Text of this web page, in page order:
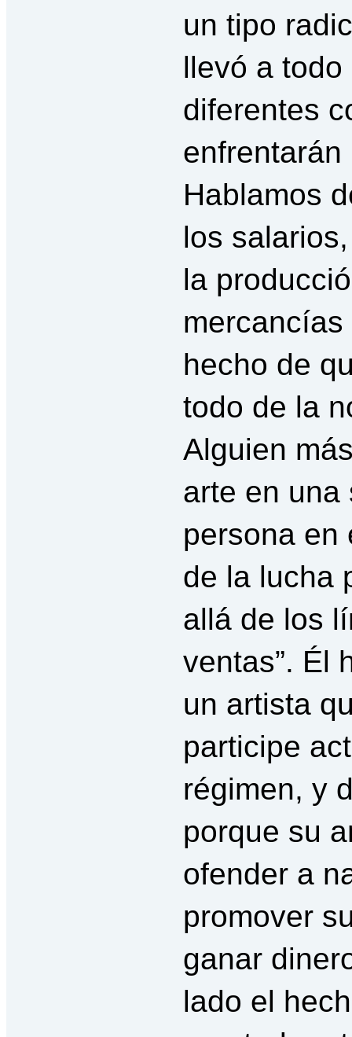
un tipo
llevó a
diferentes
Hablamos
los
la
hecho de
todo de la
Alguien
arte en una
persona en
de la lucha
allá de los
ventas”. Él
un artista
participe
régimen, y
porque su
ofender a
promover
ganar
lado el